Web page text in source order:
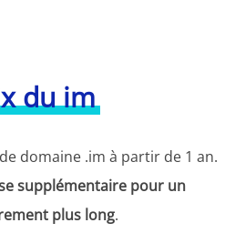
du im
domaine .im à partir de 1 an.
supplémentaire pour un
plus long.